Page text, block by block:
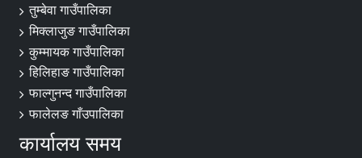
तुम्बेवा गाउँपालिका
मिक्लाजुङ गाउँपालिका
कुम्मायक गाउँपालिका
हिलिहाङ गाउँपालिका
फाल्गुनन्द गाउँपालिका
फालेलङ गाँउपालिका
कार्यालय समय